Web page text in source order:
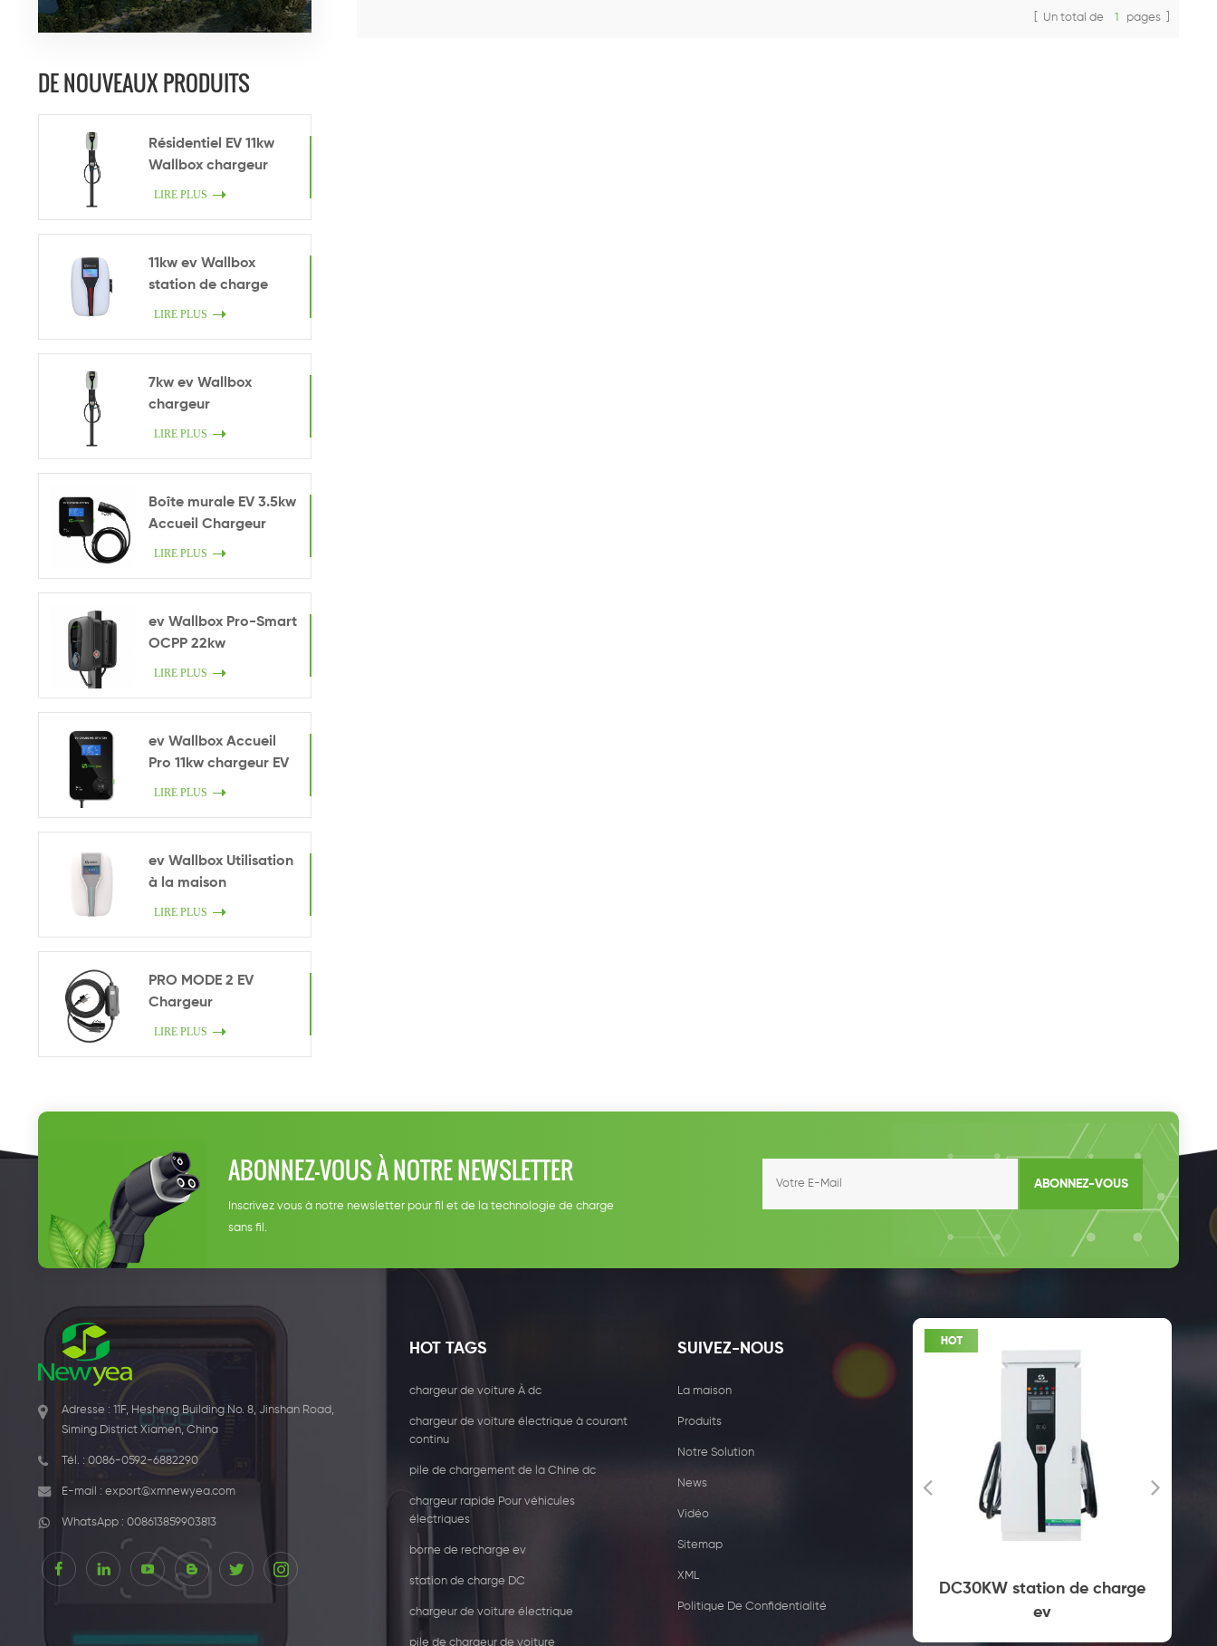
DE NOUVEAUX PRODUITS
Résidentiel EV 11kw
Wallbox chargeur
LIRE PLUS
11kw ev Wallbox
station de charge
LIRE PLUS
7kw ev Wallbox
chargeur
LIRE PLUS
Boîte murale EV 3.5kw
Accueil Chargeur
intelligent
LIRE PLUS
ev Wallbox Pro-Smart
OCPP 22kw
LIRE PLUS
ev Wallbox Accueil
Pro 11kw chargeur EV
LIRE PLUS
ev Wallbox Utilisation
à la maison
LIRE PLUS
PRO MODE 2 EV
Chargeur
LIRE PLUS
[ Un total de 1 pages ]
ABONNEZ-VOUS À NOTRE NEWSLETTER
Inscrivez vous à notre newsletter pour fil et de la technologie de charge
sans fil.
ABONNEZ-VOUS
Adresse : 11F, Hesheng Building No. 8, Jinshan Road,
Siming District Xiamen, China
Tél. : 0086-0592-6882290
E-mail : export@xmnewyea.com
WhatsApp : 008613859903813
HOT TAGS
chargeur de voiture À dc
chargeur de voiture électrique à courant
continu
pile de chargement de la Chine dc
chargeur rapide Pour véhicules
électriques
borne de recharge ev
station de charge DC
chargeur de voiture électrique
pile de chargeur de voiture
SUIVEZ-NOUS
La maison
Produits
Notre Solution
News
Vidéo
Sitemap
XML
Politique De Confidentialité
15W récepteur de chargeur
sans fil
avec deux type2 prise
DC30KW station de charge
CA 43KW EV